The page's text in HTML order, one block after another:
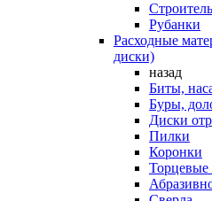
Рубанки
Расходные
диски)
назад
Биты,
Буры,
Диски
Пилки
Коронки
Торцевые